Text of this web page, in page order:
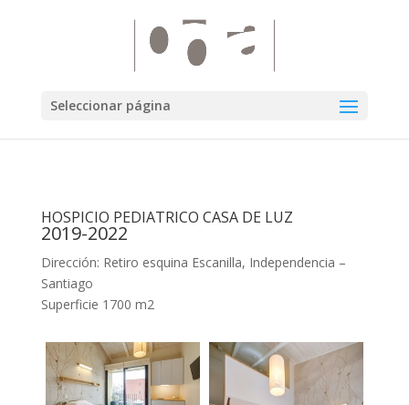
Seleccionar página
HOSPICIO PEDIATRICO CASA DE LUZ
2019-2022
Dirección: Retiro esquina Escanilla, Independencia –
Santiago
Superficie 1700 m2